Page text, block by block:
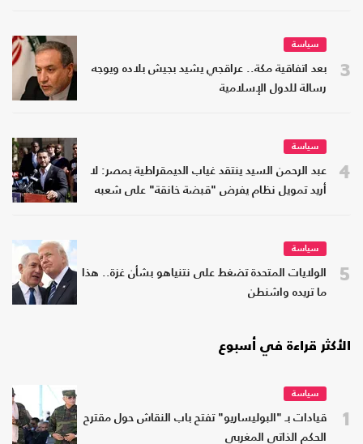
3
سياسة
بعد اتفاقية مكة.. عراقجي يشيد بجيش بلاده ويوجه
رسالة للدول الإسلامية
4
سياسة
عبد الرحمن السيد ينتقد غياب الديمقراطية بمصر: لا
أريد تمويل نظام يفرض "قبضة خانقة" على شعبه
5
سياسة
الولايات المتحدة تضغط على نتنياهو بشأن غزة.. هذا
ما تريده واشنطن
الأكثر قراءة في أسبوع
1
سياسة
قيادات بـ "البوليساريو" تفتح باب النقاش حول مقترح
الحكم الذاتي المغربي